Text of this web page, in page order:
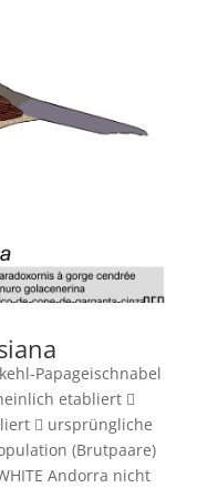
Papageischnabel
etabliert 
 ursprüngliche
(Brutpaare)
Andorra nicht